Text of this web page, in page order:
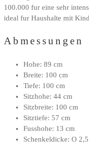
100.000 fur eine sehr
ideal fur Haushalte mit
Abmessungen
Hohe: 89 cm
Breite: 100 cm
Tiefe: 100 cm
Sitzhohe: 44 cm
Sitzbreite: 100 cm
Sitztiefe: 57 cm
Fusshohe: 13 cm
Schenkeldicke: O